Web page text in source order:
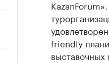
friendly
выставочных